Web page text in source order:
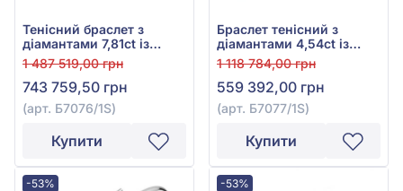
Тенісний браслет з
діамантами 7,81ct із
білого золота 585°, арт.
Б7076/1S
1 487 519,00 грн
743 759,50 грн
(арт. Б7076/1S)
Купити
Браслет тенісний з
діамантами 4,54ct із
білого золота 585°, арт.
Б7077/1S
1 118 784,00 грн
559 392,00 грн
(арт. Б7077/1S)
Купити
-53% -53%